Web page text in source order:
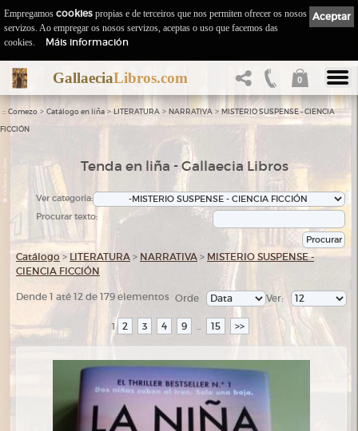
GallaeciaLibros.com 0
:: Comezo > Catálogo en liña > LITERATURA > NARRATIVA >MISTERIO SUSPENSE - CIENCIA
FICCIÓN
Tenda en liña - Gallaecia Libros
Ver categoría:
Procurar texto:
Catálogo > LITERATURA > NARRATIVA > MISTERIO SUSPENSE -
CIENCIA FICCIÓN
Dende 1 até 12 de 179 elementos Ver:
Orde
1 2 3 4 9 ... 15 >>
Aceptar
Empregamos cookies propias e de terceiros que nos permiten ofrecer os nosos
servizos. Ao empregar os nosos servizos, aceptas o uso que facemos das
cookies.
Máis información